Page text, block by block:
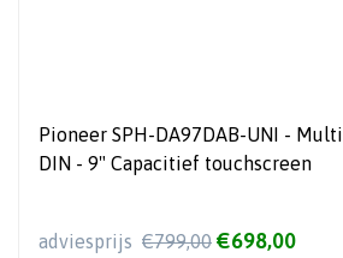
Pioneer SPH-DA97DAB-UNI -
DIN - 9" Capacitief touchscreen
adviesprijs €799,00 €698,00